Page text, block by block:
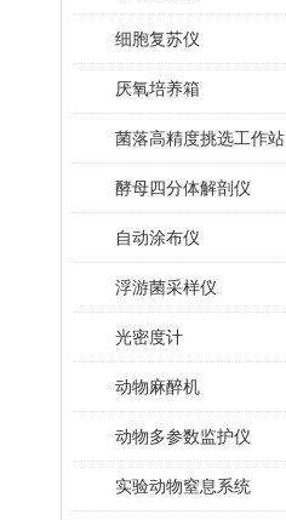
细胞复苏仪
厌氧培养箱
菌落高精度挑选工作站
酵母四分体解剖仪
自动涂布仪
浮游菌采样仪
光密度计
动物麻醉机
动物多参数监护仪
实验动物窒息系统